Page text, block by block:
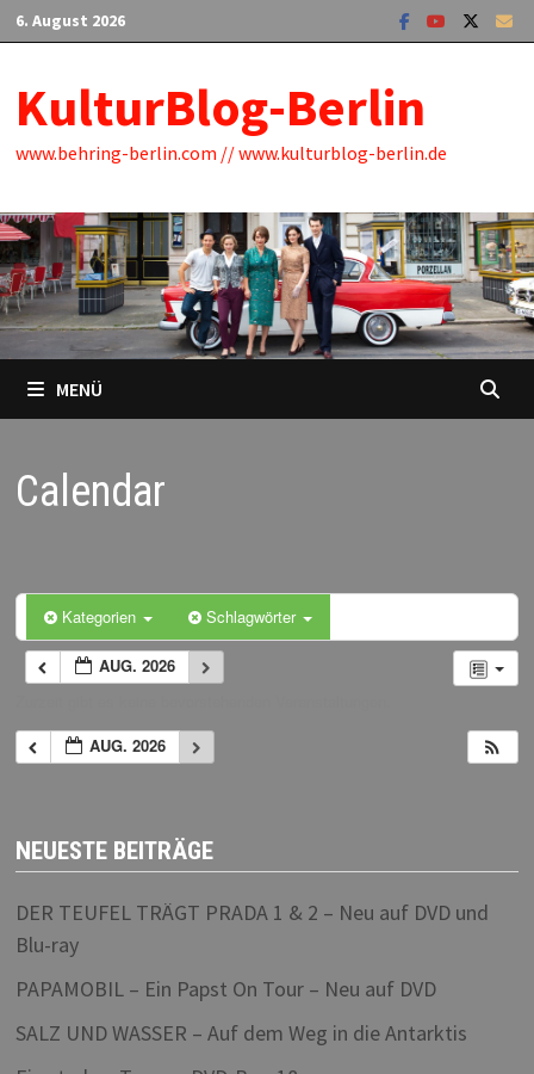
Zum
Inhalt
6. August 2026
KulturBlog-Berlin
www.behring-berlin.com // www.kulturblog-berlin.de
MENÜ
Calendar
Kategorien Schlagwörter
AUG. 2026
AUG. 2026
NEUESTE BEITRÄGE
DER TEUFEL TRÄGT PRADA 1 & 2 – Neu auf DVD und
Blu-ray
PAPAMOBIL – Ein Papst On Tour – Neu auf DVD
SALZ UND WASSER – Auf dem Weg in die Antarktis